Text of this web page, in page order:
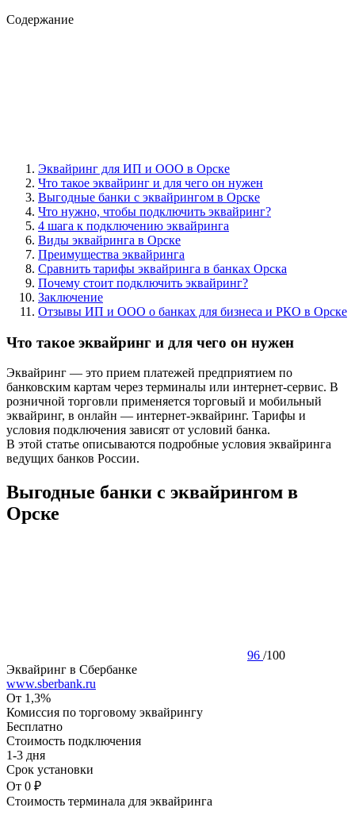
Содержание
Эквайринг для ИП и ООО в Орске
Что такое эквайринг и для чего он нужен
Выгодные банки с эквайрингом в Орске
Что нужно, чтобы подключить эквайринг?
4 шага к подключению эквайринга
Виды эквайринга в Орске
Преимущества эквайринга
Сравнить тарифы эквайринга в банках Орска
Почему стоит подключить эквайринг?
Заключение
Отзывы ИП и ООО о банках для бизнеса и РКО в Орске
Что такое эквайринг и для чего он нужен
Эквайринг — это прием платежей предприятием по
банковским картам через терминалы или интернет-сервис. В
розничной торговли применяется торговый и мобильный
эквайринг, в онлайн — интернет-эквайринг. Тарифы и
условия подключения зависят от условий банка.
В этой статье описываются подробные условия эквайринга
ведущих банков России.
Выгодные банки с эквайрингом в
Орске
96 /100
Эквайринг в Сбербанке
www.sberbank.ru
От 1,3%
Комиссия по торговому эквайрингу
Бесплатно
Стоимость подключения
1-3 дня
Срок установки
От 0 ₽
Стоимость терминала для эквайринга